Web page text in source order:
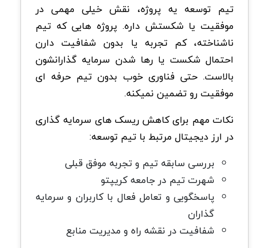
تیم توسعه یه پروژه، نقش خیلی مهمی در
موفقیت یا شکستش داره. پروژه هایی که تیم
ناشناخته، کم تجربه یا بدون شفافیت دارن
احتمال شکست یا رها شدن سرمایه گذارانشون
بالاست. حتی فناوری خوب بدون تیم حرفه ای
موفقیت رو تضمین نمیکنه.
نکات مهم برای کاهش ریسک های سرمایه گذاری
در ارز دیجیتال مرتبط با تیم توسعه:
بررسی سابقه تیم و تجربه موفق قبلی
شهرت تیم در جامعه کریپتو
پاسخگویی و تعامل فعال با کاربران و سرمایه
گذاران
شفافیت در نقشه راه و مدیریت منابع